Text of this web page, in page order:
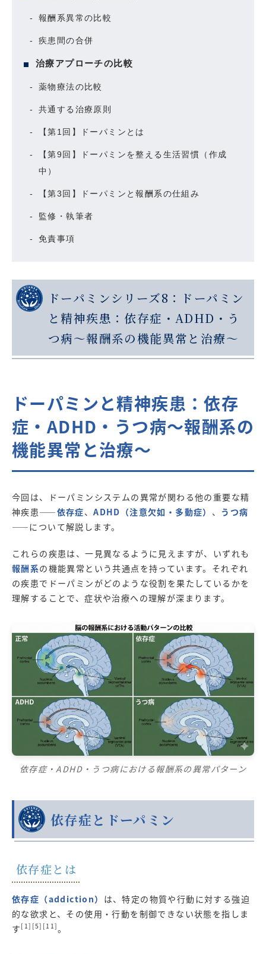
報酬系異常の比較
疾患間の合併
治療アプローチの比較
薬物療法の比較
共通する治療原則
【第1回】ドーパミンとは
【第9回】ドーパミンを整える生活習慣（作成
中）
【第3回】ドーパミンと報酬系の仕組み
監修・執筆者
免責事項
ドーパミンシリーズ8：ドーパミン
と精神疾患：依存症・ADHD・う
つ病～報酬系の機能異常と治療～
ドーパミンと精神疾患：依存
症・ADHD・うつ病～報酬系の
機能異常と治療～
今回は、ドーパミンシステムの異常が関わる他の重要な精
神疾患――依存症、ADHD（注意欠如・多動症） 、 うつ病
――について解説します。
これらの疾患は、一見異なるように見えますが、いずれも
報酬系の機能異常という共通点を持っています。それぞれ
の疾患でドーパミンがどのような役割を果たしているかを
理解することで、症状や治療への理解が深まります。
依存症・ADHD・うつ病における報酬系の異常パターン
依存症とドーパミン
依存症とは
依存症（addiction） は、特定の物質や行動に対する強迫
的な欲求と、その使用・行動を制御できない状態を指しま
す [1][5][11]。